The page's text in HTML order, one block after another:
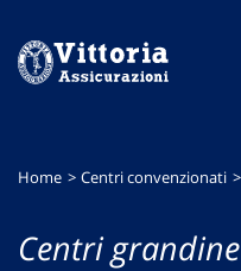
menu
contenuto
footer
Home Centri convenzionati
Centri grandine